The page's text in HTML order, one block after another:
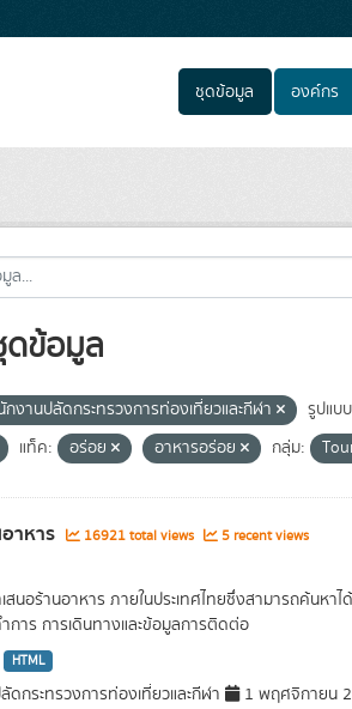
ชุดข้อมูล องค์กร
ข้อมูล
กงานปลัดกระทรวงการท่องเที่ยวและกีฬา รูปแบ
แท็ค: อร่อย อาหารอร่อย กลุ่ม:
าหาร 16921 total views 5 recent views
เสนอร้านอาหาร ภายในประเทศไทยซึ่งสามารถค้น
ำการ การเดินทางและข้อมูลการติดต่อ
HTML
กระทรวงการท่องเที่ยวและกีฬา 1 พฤศจิกายน